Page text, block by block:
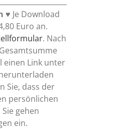
♥ Je Download
Euro an.
. Nach
einen Link unter
Sie, dass der
persönlichen
gehen
ein.